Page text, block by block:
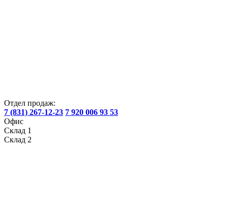
Отдел продаж:
7 (831) 267-12-23 7 920 006 93 53
Офис
Склад 1
Склад 2